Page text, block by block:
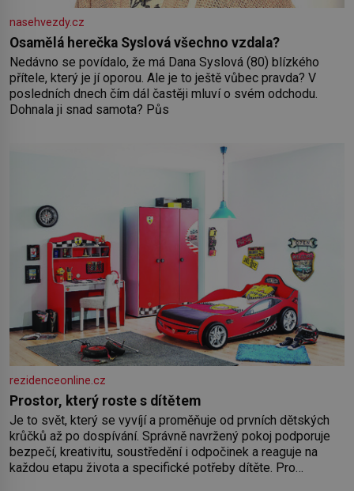
nasehvezdy.cz
Osamělá herečka Syslová všechno vzdala?
Nedávno se povídalo, že má Dana Syslová (80) blízkého
přítele, který je jí oporou. Ale je to ještě vůbec pravda? V
posledních dnech čím dál častěji mluví o svém odchodu.
Dohnala ji snad samota? Půs
rezidenceonline.cz
Prostor, který roste s dítětem
Je to svět, který se vyvíjí a proměňuje od prvních dětských
krůčků až po dospívání. Správně navržený pokoj podporuje
bezpečí, kreativitu, soustředění i odpočinek a reaguje na
každou etapu života a specifické potřeby dítěte. Pro